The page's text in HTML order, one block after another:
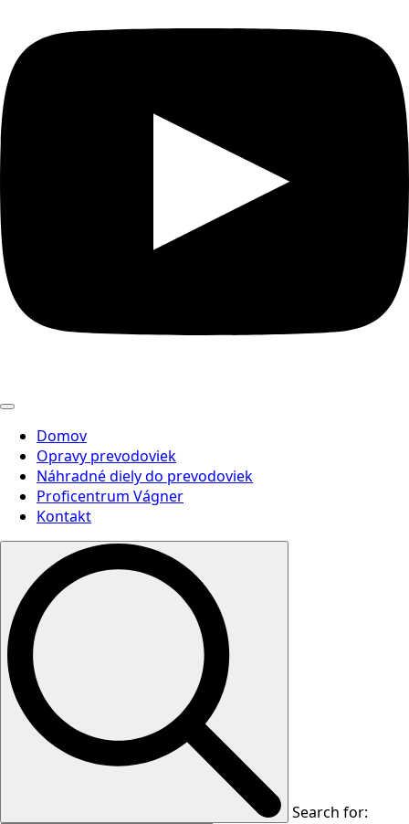
Domov
Opravy prevodoviek
Náhradné diely do prevodoviek
Proficentrum Vágner
Kontakt
Search for: